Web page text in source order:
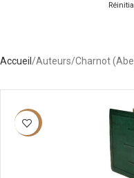
Accueil Auteurs Charnot
-40%